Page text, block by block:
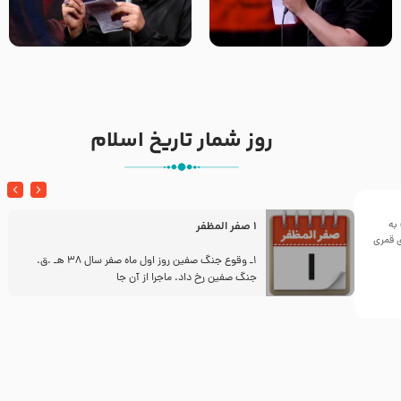
تک ، عبّاس، صاحب دل‌هاست –
حاج حنیف طاهری – عزاداری شب
من غلام نوکراتم من عاشق
کربلاتم – شور زمینه – شب هفتم
سال ۱۴۴۲هجری قمری
روز شمار تاریخ اسلام
1 صفر المظفر
1ـ وقوع جنگ صفین روز اول ماه صفر سال 38 هـ .ق.
جنگ صفین رخ داد. ماجرا از آن جا